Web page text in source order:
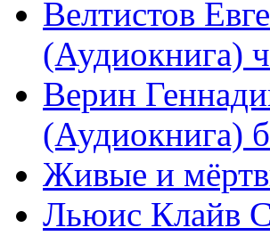
Велтистов
(Аудиокнига)
Верин
(Аудиокнига)
Живые и
Льюис Клайв